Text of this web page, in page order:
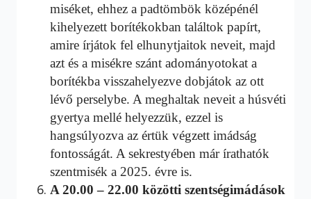
miséket, ehhez a padtömbök középénél
kihelyezett borítékokban találtok papírt,
amire írjátok fel elhunytjaitok neveit, majd
azt és a misékre szánt adományotokat a
borítékba visszahelyezve dobjátok az ott
lévő perselybe. A meghaltak neveit a húsvéti
gyertya mellé helyezzük, ezzel is
hangsúlyozva az értük végzett imádság
fontosságát. A sekrestyében már írathatók
szentmisék a 2025. évre is.
A 20.00 – 22.00 közötti szentségimádások